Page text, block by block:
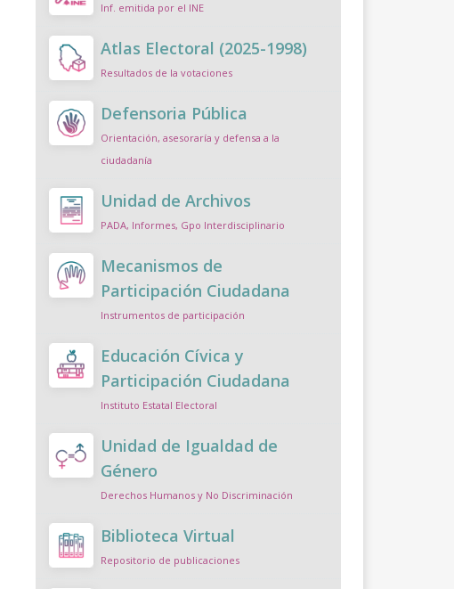
Inf. emitida por el INE
Atlas Electoral (2025-1998)
Resultados de la votaciones
Defensoria Pública
Orientación, asesoraría y defensa a la
ciudadanía
Unidad de Archivos
PADA, Informes, Gpo Interdisciplinario
Mecanismos de
Participación Ciudadana
Instrumentos de participación
Educación Cívica y
Participación Ciudadana
Instituto Estatal Electoral
Unidad de Igualdad de
Género
Derechos Humanos y No Discriminación
Biblioteca Virtual
Repositorio de publicaciones